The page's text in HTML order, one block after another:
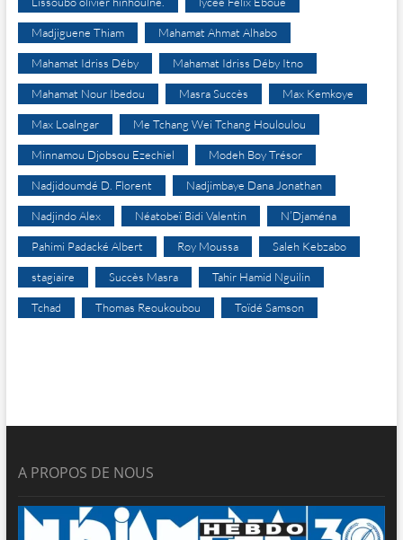
Madjiguene Thiam Mahamat Ahmat Alhabo
Mahamat Idriss Déby Mahamat Idriss Déby Itno
Mahamat Nour Ibedou Masra Succès Max Kemkoye
Max Loalngar Me Tchang Wei Tchang Houloulou
Minnamou Djobsou Ezechiel Modeh Boy Trésor
Nadjidoumdé D. Florent Nadjimbaye Dana Jonathan
Nadjindo Alex Néatobeï Bidi Valentin N’Djaména
Pahimi Padacké Albert Roy Moussa Saleh Kebzabo
stagiaire Succès Masra Tahir Hamid Nguilin
Tchad Thomas Reoukoubou Toïdé Samson
A PROPOS DE NOUS